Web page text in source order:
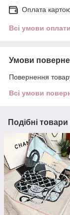
Оплата
Всі умови оплати
Умови
Повернення
Всі умови
Подібні товари